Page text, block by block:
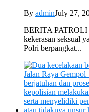
By adminJuly 27,
BERITA PATROLI
kekerasan seksual
Polri berpangkat...